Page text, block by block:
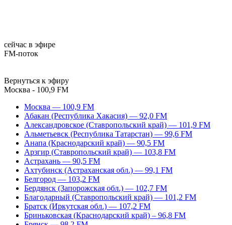
сейчас в эфире
FM-поток
Вернуться к эфиру
Москва - 100,9 FM
Москва — 100,9 FM
Абакан (Республика Хакасия) — 92,0 FM
Александровское (Ставропольский край) — 101,9 FM
Альметьевск (Республика Татарстан) — 99,6 FM
Анапа (Краснодарский край) — 90,5 FM
Арзгир (Ставропольский край) — 103,8 FM
Астрахань — 90,5 FM
Ахтубинск (Астраханская обл.) — 99,1 FM
Белгород — 103,2 FM
Бердянск (Запорожская обл.) — 102,7 FM
Благодарный (Ставропольский край) — 101,2 FM
Братск (Иркутская обл.) — 107,2 FM
Бриньковская (Краснодарский край) – 96,8 FM